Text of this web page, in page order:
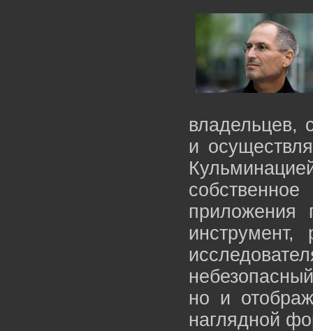
владельцев,
и
приложения
инструмент,
но и
наглядной